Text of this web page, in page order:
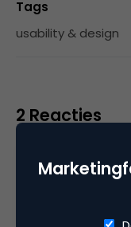
Tags
usability & design
2 Reacties
3D